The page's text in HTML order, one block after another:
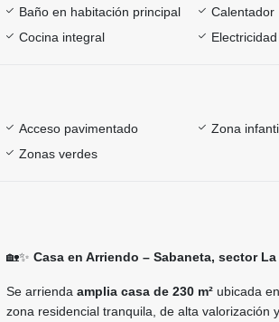
Baño en habitación principal
Calentador
Cocina integral
Electricidad
Acceso pavimentado Zona
Zonas verdes
🏡✨ Casa en Arriendo – Sabaneta, sector
Se arrienda amplia casa de 230 m² ubicada
zona residencial tranquila, de alta valorización